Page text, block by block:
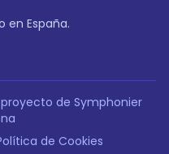
en España.
de Symphonier
de Cookies